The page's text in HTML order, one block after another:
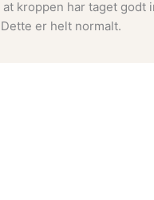
at kroppen har taget godt
er helt normalt.